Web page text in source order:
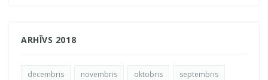
ARHĪVS 2018
decembris novembris oktobris septembris